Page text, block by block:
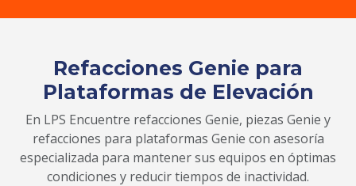
Refacciones Genie para
Plataformas de Elevación
En LPS Encuentre refacciones Genie, piezas Genie y
refacciones para plataformas Genie con asesoría
especializada para mantener sus equipos en óptimas
condiciones y reducir tiempos de inactividad.